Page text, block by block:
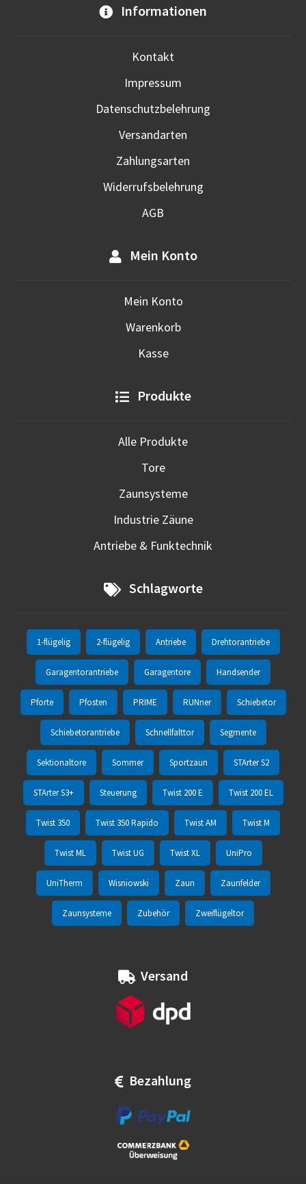
Informationen
Kontakt
Impressum
Datenschutzbelehrung
Versandarten
Zahlungsarten
Widerrufsbelehrung
AGB
Mein Konto
Mein Konto
Warenkorb
Kasse
Produkte
Alle Produkte
Tore
Zaunsysteme
Industrie Zäune
Antriebe & Funktechnik
Schlagworte
1-flügelig 2-flügelig Antriebe Drehtorantriebe
Garagentorantriebe Garagentore Handsender
Pforte Pfosten PRIME RUNner Schiebetor
Schiebetorantriebe Schnellfalttor Segmente
Sektionaltore Sommer Sportzaun STArter S2
STArter S3+ Steuerung Twist 200 E Twist 200 EL
Twist 350 Twist 350 Rapido Twist AM Twist M
Twist ML Twist UG Twist XL UniPro
UniTherm Wisniowski Zaun Zaunfelder
Zaunsysteme Zubehör Zweiflügeltor
Versand
Bezahlung